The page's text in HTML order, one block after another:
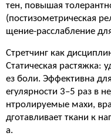
тен, повышая
(постизометрическая
щение-расслабление
Стретчинг как
Статическая растяжка:
ез боли. Эффективна
егулярности 3–5 раз в
нтролируемые махи,
дготавливает ткани к
а.